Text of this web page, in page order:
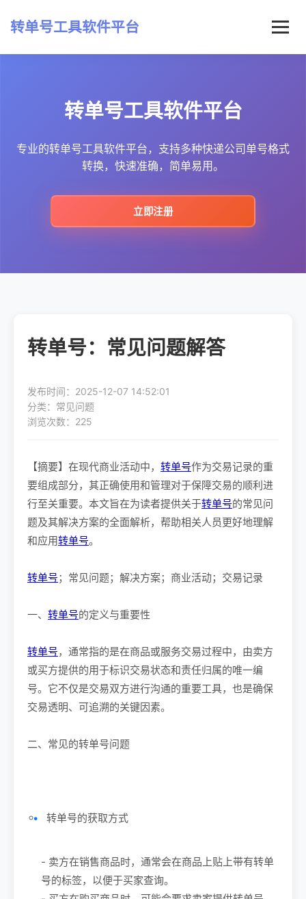
转单号工具软件平台
常见问题
最新资讯
转单号工具软件平台
专业的转单号工具软件平台，支持多种快递公司单号格式
转换，快速准确，简单易用。
立即注册
转单号：常见问题解答
发布时间：2025-12-07 14:52:01
分类：常见问题
浏览次数：225
【摘要】在现代商业活动中， 转单号作为交易记录的重
要组成部分，其正确使用和管理对于保障交易的顺利进
行至关重要。本文旨在为读者提供关于转单号的常见问
题及其解决方案的全面解析，帮助相关人员更好地理解
和应用转单号。
转单号；常见问题；解决方案；商业活动；交易记录
一、 转单号的定义与重要性
转单号，通常指的是在商品或服务交易过程中，由卖方
或买方提供的用于标识交易状态和责任归属的唯一编
号。它不仅是交易双方进行沟通的重要工具，也是确保
交易透明、可追溯的关键因素。
二、常见的转单号问题
转单号的获取方式
- 卖方在销售商品时，通常会在商品上贴上带有转单
号的标签，以便于买家查询。